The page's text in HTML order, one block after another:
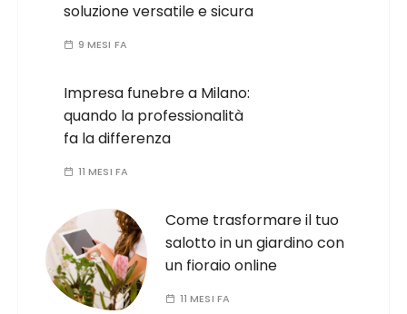
soluzione versatile e sicura
9 MESI FA
Impresa funebre a Milano:
quando la professionalità
fa la differenza
11 MESI FA
Come trasformare il tuo
salotto in un giardino con
un fioraio online
11 MESI FA